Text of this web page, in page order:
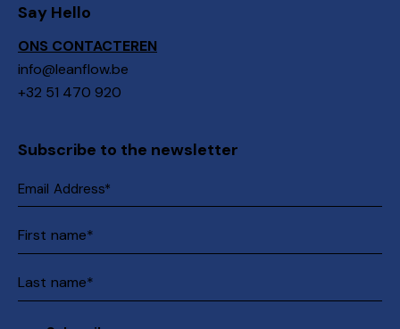
Say Hello
ONS CONTACTEREN
info@leanflow.be
+32 51 470 920
Subscribe to the newsletter